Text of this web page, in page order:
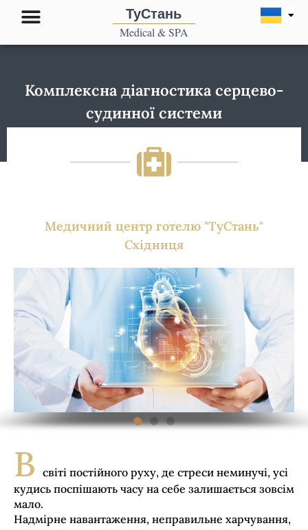
ТуСтань
Medical & SPA
Комплексна діагностика серцево-
судинної системи
Медичний центр готелю "ТуСтань"
Східниця
В світі постійного руху, де стреси неминучі, усі
кудись поспішають часу на себе залишається зовсім
мало.
Надмірне навантаження, неправильне харчування,